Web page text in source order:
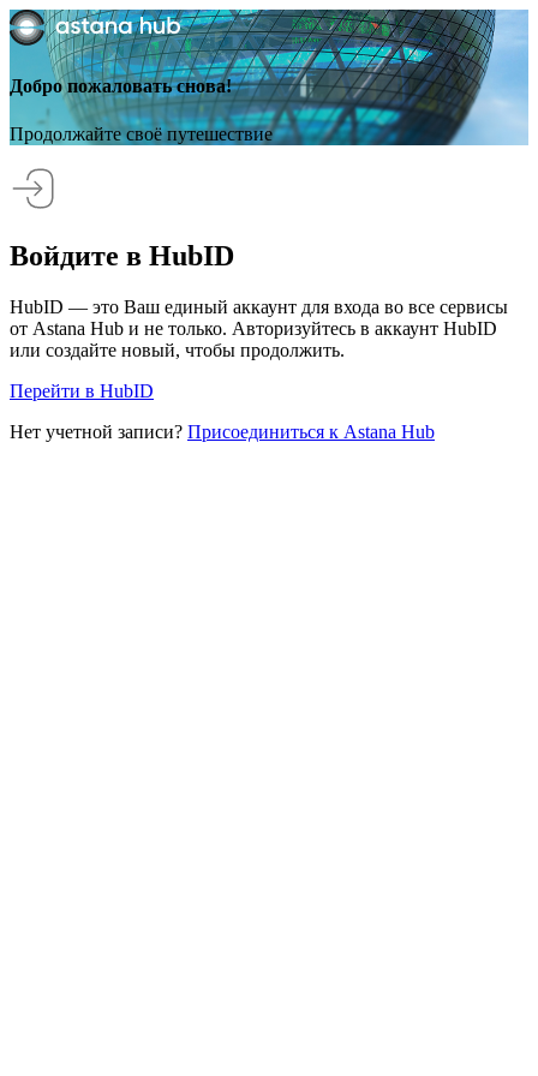
Добро пожаловать снова!
Продолжайте своё путешествие
Войдите в HubID
HubID — это Ваш единый аккаунт для входа во все сервисы
от Astana Hub и не только. Авторизуйтесь в аккаунт HubID
или создайте новый, чтобы продолжить.
Перейти в HubID
Нет учетной записи? Присоединиться к Astana Hub